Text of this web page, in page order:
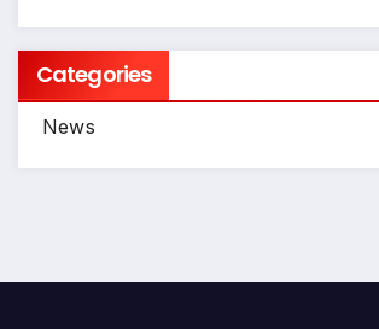
Categories
News